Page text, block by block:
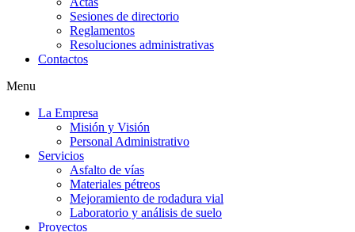
Sesiones de directorio
Reglamentos
Resoluciones administrativas
Contactos
Menu
La Empresa
Misión y Visión
Personal Administrativo
Servicios
Asfalto de vías
Materiales pétreos
Mejoramiento de rodadura vial
Laboratorio y análisis de suelo
Proyectos